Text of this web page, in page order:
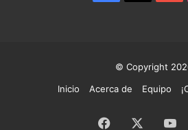
© Copyright
Inicio
Acerca de Equipo
Facebook